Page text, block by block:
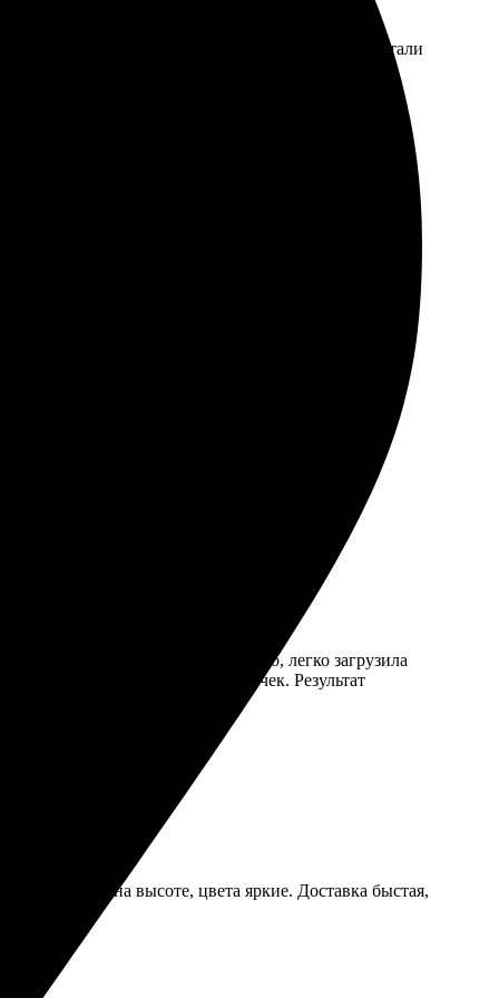
печати превзошло ожидания, цвета яркие, детали
в пути. Однозначно рекомендую!
на высоте, действительно приятно смотреть.
всем, отличное качество и сервис!
с редактором было очень удобно, легко загрузила
никаких лишних заморочек. Результат
печати на высоте, цвета яркие. Доставка быстая,